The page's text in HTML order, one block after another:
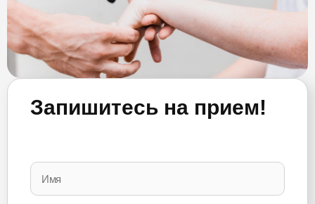
Запишитесь на прием!
leave
this
field